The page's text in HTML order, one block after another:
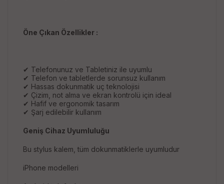
Öne Çıkan Özellikler :
✔ Telefonunuz ve Tabletiniz ile uyumlu
✔ Telefon ve tabletlerde sorunsuz kullanım
✔ Hassas dokunmatik uç teknolojisi
✔ Çizim, not alma ve ekran kontrolü için ideal
✔ Hafif ve ergonomik tasarım
✔ Şarj edilebilir kullanım
Geniş Cihaz Uyumluluğu
Bu stylus kalem, tüm dokunmatiklerle uyumludur
iPhone modelleri